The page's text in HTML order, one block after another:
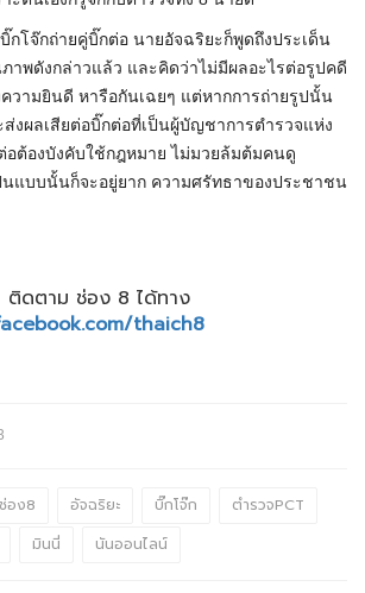
กโจ๊กถ่ายคู่บิ๊กต่อ นายอัจฉริยะก็พูดถึงประเด็น
าพดังกล่าวแล้ว และคิดว่าไม่มีผลอะไรต่อรูปคดี
ความยินดี หารือกันเฉยๆ แต่หากการถ่ายรูปนั้น
ส่งผลเสียต่อบิ๊กต่อที่เป็นผู้บัญชาการตำรวจแห่ง
อต้องบังคับใช้กฎหมาย ไม่มวยล้มต้มคนดู
นแบบนั้นก็จะอยู่ยาก ความศรัทธาของประชาชน
ติดตาม ช่อง 8 ได้ทาง
thaich8
อง8 อัจฉริยะ บิ๊กโจ๊ก
ตำรวจPCT
มินนี่ นันออนไลน์